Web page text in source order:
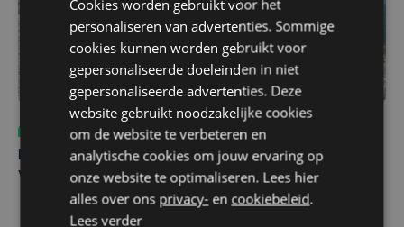
Sport
do 6 augustus | 10:49
Margot Vanpachtenbeke beklimt zeven keer de Mont
Ventoux
Cookies worden gebruikt voor het
personaliseren van advertenties. Sommige
cookies kunnen worden gebruikt voor
gepersonaliseerde doeleinden in niet
gepersonaliseerde advertenties. Deze
website gebruikt noodzakelijke cookies
om de website te verbeteren en
analytische cookies om jouw ervaring op
onze website te optimaliseren. Lees hier
alles over ons privacy- en cookiebeleid.
Lees verder